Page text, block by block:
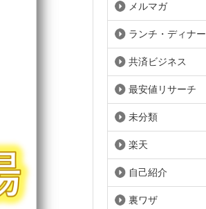
メルマガ
ランチ・ディナー
共済ビジネス
最安値リサーチ
未分類
楽天
自己紹介
裏ワザ